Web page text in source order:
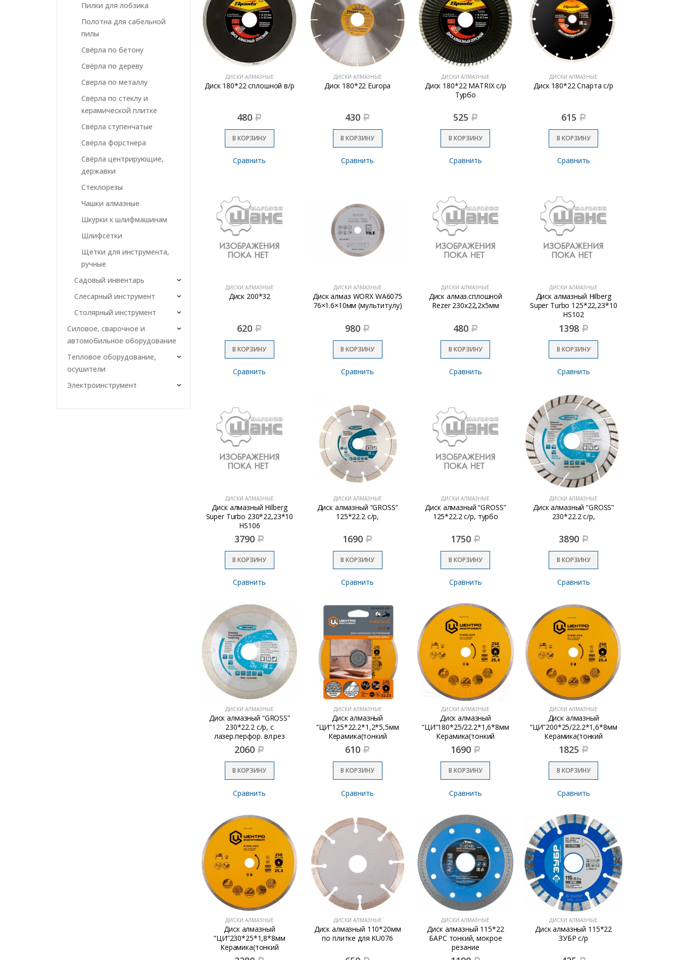
ДИСКИ АЛМАЗНЫЕ
Диск 180*22 сплошной в/р
480 Р
В КОРЗИНУ
Сравнить
ДИСКИ АЛМАЗНЫЕ
Диск 180*22 Europa
430 Р
В КОРЗИНУ
Сравнить
ДИСКИ АЛМАЗНЫЕ
Диск 180*22 MATRIX c/р
Турбо
525 Р
В КОРЗИНУ
Сравнить
ДИСКИ АЛМАЗНЫЕ
Диск 180*22 Спарта с/р
615 Р
В КОРЗИНУ
Сравнить
ДИСКИ АЛМАЗНЫЕ
Диск 200*32
620 Р
В КОРЗИНУ
Сравнить
ДИСКИ АЛМАЗНЫЕ
Диск алмаз WORX WA6075
76×1.6×10мм (мультитулу)
980 Р
В КОРЗИНУ
Сравнить
ДИСКИ АЛМАЗНЫЕ
Диск алмаз.сплошной
Rezer 230х22,2х5мм
480 Р
В КОРЗИНУ
Сравнить
ДИСКИ АЛМАЗНЫЕ
Диск алмазный Hilberg
Super Turbo 125*22,23*10
HS102
1398 Р
В КОРЗИНУ
Сравнить
ДИСКИ АЛМАЗНЫЕ
Диск алмазный Hilberg
Super Turbo 230*22,23*10
HS106
3790 Р
В КОРЗИНУ
Сравнить
ДИСКИ АЛМАЗНЫЕ
Диск алмазный “GROSS”
125*22.2 с/р,
1690 Р
В КОРЗИНУ
Сравнить
ДИСКИ АЛМАЗНЫЕ
Диск алмазный “GROSS”
125*22.2 с/р, турбо
1750 Р
В КОРЗИНУ
Сравнить
ДИСКИ АЛМАЗНЫЕ
Диск алмазный “GROSS”
230*22.2 с/р,
3890 Р
В КОРЗИНУ
Сравнить
ДИСКИ АЛМАЗНЫЕ
Диск алмазный “GROSS”
230*22.2 с/р, c
лазер.перфор. вл.рез
2060 Р
В КОРЗИНУ
Сравнить
ДИСКИ АЛМАЗНЫЕ
Диск алмазный
“ЦИ”125*22.2*1,2*5,5мм
Керамика(тонкий
сплошной)
610 Р
В КОРЗИНУ
Сравнить
ДИСКИ АЛМАЗНЫЕ
Диск алмазный
“ЦИ”180*25/22.2*1,6*8мм
Керамика(тонкий
сплошной)
1690 Р
В КОРЗИНУ
Сравнить
ДИСКИ АЛМАЗНЫЕ
Диск алмазный
“ЦИ”200*25/22.2*1,6*8мм
Керамика(тонкий
сплошной)
1825 Р
В КОРЗИНУ
Сравнить
ДИСКИ АЛМАЗНЫЕ
Диск алмазный
“ЦИ”230*25*1,8*8мм
Керамика(тонкий
сплошной)
ДИСКИ АЛМАЗНЫЕ
Диск алмазный 110*20мм
по плитке для KU076
ДИСКИ АЛМАЗНЫЕ
Диск алмазный 115*22
БАРС тонкий, мокрое
резание
ДИСКИ АЛМАЗНЫЕ
Диск алмазный 115*22
ЗУБР с/р
Пилки для лобзика
Полотна для сабельной
пилы
Свёрла по бетону
Свёрла по дереву
Сверла по металлу
Свёрла по стеклу и
керамической плитке
Свёрла ступенчатые
Свёрла форстнера
Свёрла центрирующие,
державки
Стеклорезы
Чашки алмазные
Шкурки к шлифмашинам
Шлифсетки
Щетки для инструмента,
ручные
Садовый инвентарь
Слесарный инструмент
Столярный инструмент
Силовое, сварочное и
автомобильное оборудование
Тепловое оборудование,
осушители
Электроинструмент